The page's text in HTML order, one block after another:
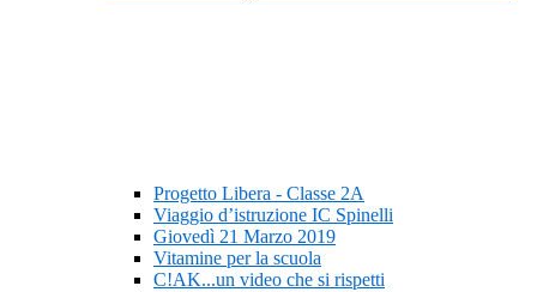
Progetto Libera - Classe 2A
Viaggio d’istruzione IC Spinelli
Giovedì 21 Marzo 2019
Vitamine per la scuola
C!AK...un video che si rispetti